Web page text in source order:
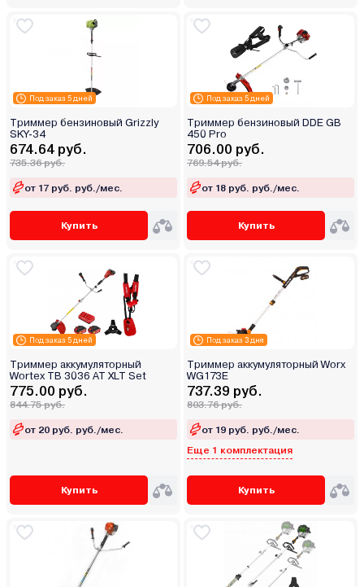
Под заказ 5 дней
Триммер бензиновый Grizzly
SKY-34
674.64 руб.
735.36 руб.
от 17 руб. руб./мес.
Купить
Под заказ 5 дней
Триммер бензиновый DDE GB
450 Pro
706.00 руб.
769.54 руб.
от 18 руб. руб./мес.
Купить
Под заказ 5 дней
Триммер аккумуляторный
Wortex TB 3036 AT XLT Set
775.00 руб.
844.75 руб.
от 20 руб. руб./мес.
Купить
Под заказ 3 дня
Триммер аккумуляторный Worx
WG173E
737.39 руб.
803.76 руб.
от 19 руб. руб./мес.
Еще 1 комплектация
Купить